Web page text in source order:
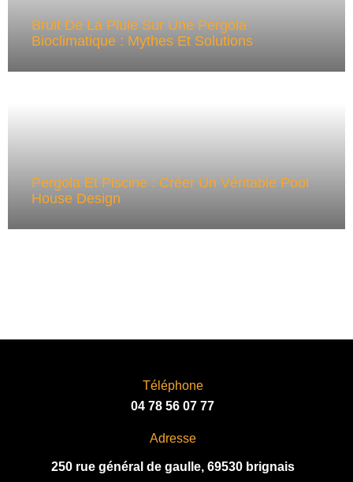
Bruit De La Pluie Sur Une Pergola
Bioclimatique : Mythes Et Solutions
Pergola Et Piscine : Créer Un Véritable Pool
House Design
Téléphone
04 78 56 07 77
Adresse
250 rue général de gaulle, 69530 brignais